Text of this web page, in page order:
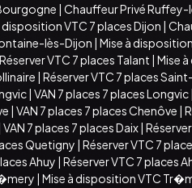
| Chauffeur Privé
disposition VTC 7 places Dijon |
lès-Dijon | Mise à
Réserver VTC 7 places Talant | Mise
| Réserver VTC 7 places
| VAN 7 places 7 places Longvic|
| VAN 7 places 7 places Chenôve |
VAN 7 places 7 places Daix|
Quetigny | Réserver VTC 7
Ahuy | Réserver VTC 7 places
| Mise à disposition VTC